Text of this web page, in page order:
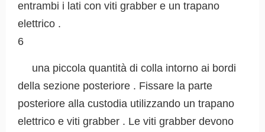
entrambi i lati con viti grabber e un trapano
elettrico .
6
una piccola quantità di colla intorno ai bordi
della sezione posteriore . Fissare la parte
posteriore alla custodia utilizzando un trapano
elettrico e viti grabber . Le viti grabber devono